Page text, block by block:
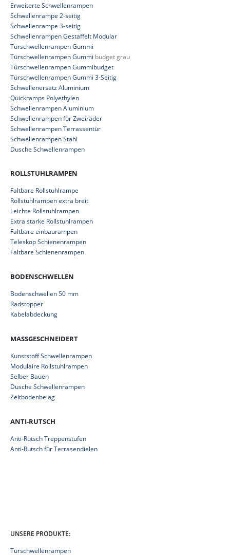
Erweiterte Schwellenrampen
Schwellenrampe 2-seitig
Schwellenrampe 3-seitig
Schwellenrampen Gestaffelt Modular
Türschwellenrampen Gummi
Türschwellenrampen Gummi budget grau
Türschwellenrampen Gummibudget
Türschwellenrampen Gummi 3-Seitig
Schwellenersatz Aluminium
Quickramps Polyethylen
Schwellenrampen Aluminium
Schwellenrampen für Zweiräder
Schwellenrampen Terrassentür
Schwellenrampen Stahl
Dusche Schwellenrampen
ROLLSTUHLRAMPEN
Faltbare Rollstuhlrampe
Rollstuhlrampen extra breit
Leichte Rollstuhlrampen
Extra starke Rollstuhlrampen
Faltbare einbaurampen
Teleskop Schienenrampen
Faltbare Schienenrampen
BODENSCHWELLEN
Bodenschwellen 50 mm
Radstopper
Kabelabdeckung
MASSGESCHNEIDERT
Kunststoff Schwellenrampen
Modulaire Rollstuhlrampen
Selber Bauen
Dusche Schwellenrampen
Zeltbodenbelag
ANTI-RUTSCH
Anti-Rutsch Treppenstufen
Anti-Rutsch für Terrasendielen
UNSERE PRODUKTE:
Türschwellenrampen